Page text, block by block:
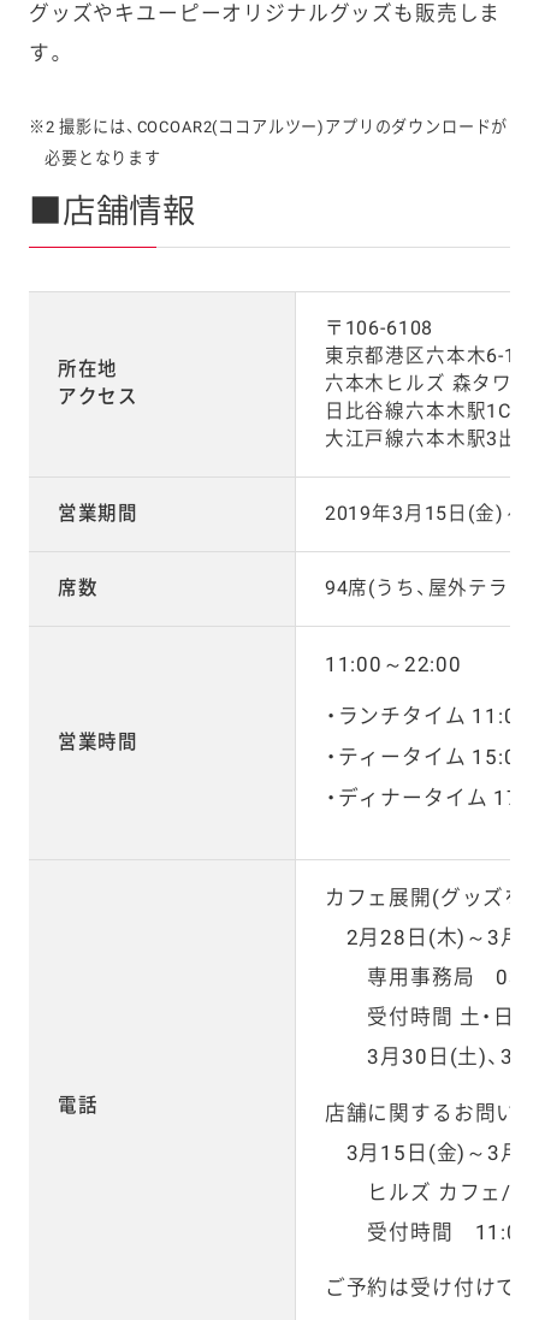
グッズやキユーピーオリジナルグッズも販売しま
す。
※2 撮影には、COCOAR2(ココアルツー)アプリのダウンロードが
必要となります
■店舗情報
所在地
アクセス
〒106-6108
東京都港区六本木6-10-
六本木ヒルズ 森タワ
日比谷線六本木駅1C
大江戸線六本木駅3出
営業期間 2019年3月15日(金)～
席数 94席(うち、屋外テラス
営業時間
11:00～22:00
ランチタイム 11:00
ティータイム 15:00
ディナータイム
電話
カフェ展開(グッズを
2月28日(木)～3月
専用事務局 03-
受付時間 土・日・
3月30日(土)、31
店舗に関するお問い
3月15日(金)～3月
ヒルズ カフェ/ス
受付時間 11:00
ご予約は受け付けて